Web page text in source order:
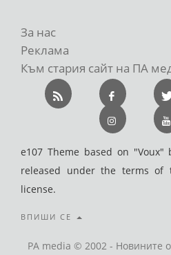
За нас
Реклама
Към стария сайт на ПА
e107 Theme based on
released under the terms of
license.
ВПИШИ СЕ
PA media © 2002 - Новините